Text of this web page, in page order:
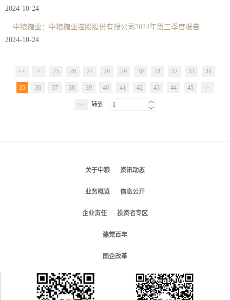
2024-10-24
中粮糖业：中粮糖业控股股份有限公司2024年第三季度报告
2024-10-24
<< < 25 26 27 28 29 30 31 32 33 34
35 36 37 38 39 40 41 42 43 44 45 >
>> 转到 1
关于中粮 资讯动态
业务概览 信息公开
企业责任 投资者专区
建党百年
国企改革